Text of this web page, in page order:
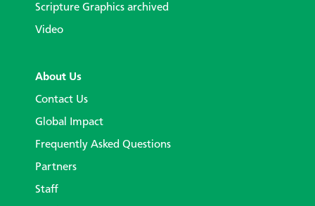
Scripture Graphics archived
Video
About Us
Contact Us
Global Impact
Frequently Asked Questions
Partners
Staff